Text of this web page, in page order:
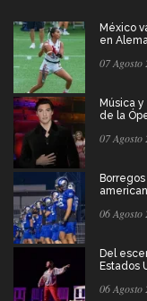
México
en
07 Agosto
Música y
de la
07 Agosto
06 Agosto
Del
Estados
06 Agosto